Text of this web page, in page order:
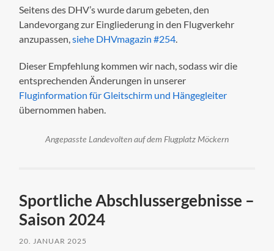
Seitens des DHV’s wurde darum gebeten, den
Landevorgang zur Eingliederung in den Flugverkehr
anzupassen,siehe DHVmagazin #254.
Dieser Empfehlung kommen wir nach, sodass wir die
entsprechenden Änderungen in unserer
Fluginformation für Gleitschirm und Hängegleiter
übernommen haben.
Angepasste Landevolten auf dem Flugplatz Möckern
Sportliche Abschlussergebnisse –
Saison 2024
20. JANUAR 2025